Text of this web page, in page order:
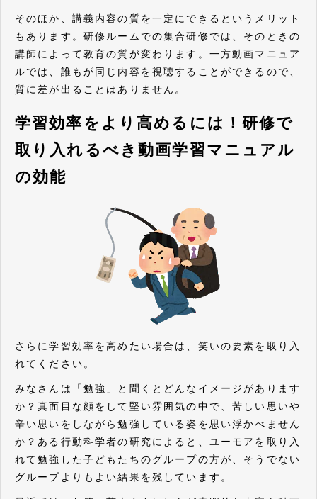
そのほか、講義内容の質を一定にできるというメリット
もあります。研修ルームでの集合研修では、そのときの
講師によって教育の質が変わります。一方動画マニュア
ルでは、誰もが同じ内容を視聴することができるので、
質に差が出ることはありません。
学習効率をより高めるには！研修で
取り入れるべき動画学習マニュアル
の効能
さらに学習効率を高めたい場合は、笑いの要素を取り入
れてください。
みなさんは「勉強」と聞くとどんなイメージがあります
か？真面目な顔をして堅い雰囲気の中で、苦しい思いや
辛い思いをしながら勉強している姿を思い浮かべません
か？ある行動科学者の研究によると、ユーモアを取り入
れて勉強した子どもたちのグループの方が、そうでない
グループよりもよい結果を残しています。